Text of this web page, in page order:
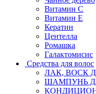
Витамин C
Витамин Е
Кератин
Центелла
Ромашка
Галактомисис
Средства для волос
ЛАК, ВОСК
ШАМПУНЬ